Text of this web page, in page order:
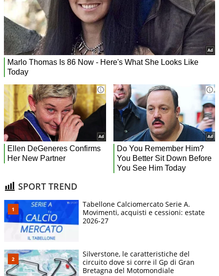
SPORT TREND
Tabellone Calciomercato Serie A.
Movimenti, acquisti e cessioni: estate
2026-27
Silverstone, le caratteristiche del
circuito dove si corre il Gp di Gran
Bretagna del Motomondiale